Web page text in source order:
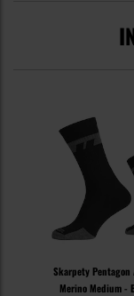
Skarpety Pentagon
Merino Medium -